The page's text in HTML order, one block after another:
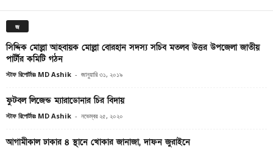
জ
সিদ্দিক মোল্লা আহবায়ক মোল্লা বোরহান সদস্য সচিব মতলব উত্তর উপজেলা জাতীয়
পার্টীর কমিটি গঠন
স্টাফ রিপোর্টারঃ MD Ashik - জানুয়ারি ৩১, ২০১৯
ফুটবল লিজেন্ড ম্যারাডোনার চির বিদায়
স্টাফ রিপোর্টারঃ MD Ashik - নভেম্বর ২৫, ২০২০
আগামীকাল ঢাকার ৪ স্থানে খোকার জানাজা, দাফন জুরাইনে